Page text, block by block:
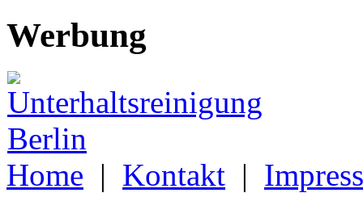
Werbung
Home | Kontakt |